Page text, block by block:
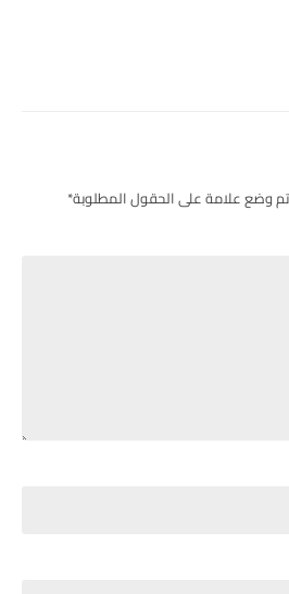
تم وضع علامة على الحقول المطلوبة*